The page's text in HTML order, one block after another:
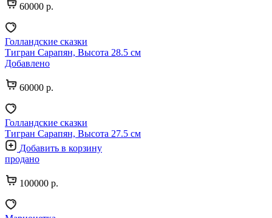
60000 р.
Голландские сказки
Тигран Сарапян, Высота 28.5 см
Добавлено
60000 р.
Голландские сказки
Тигран Сарапян, Высота 27.5 см
Добавить в корзину
продано
100000 р.